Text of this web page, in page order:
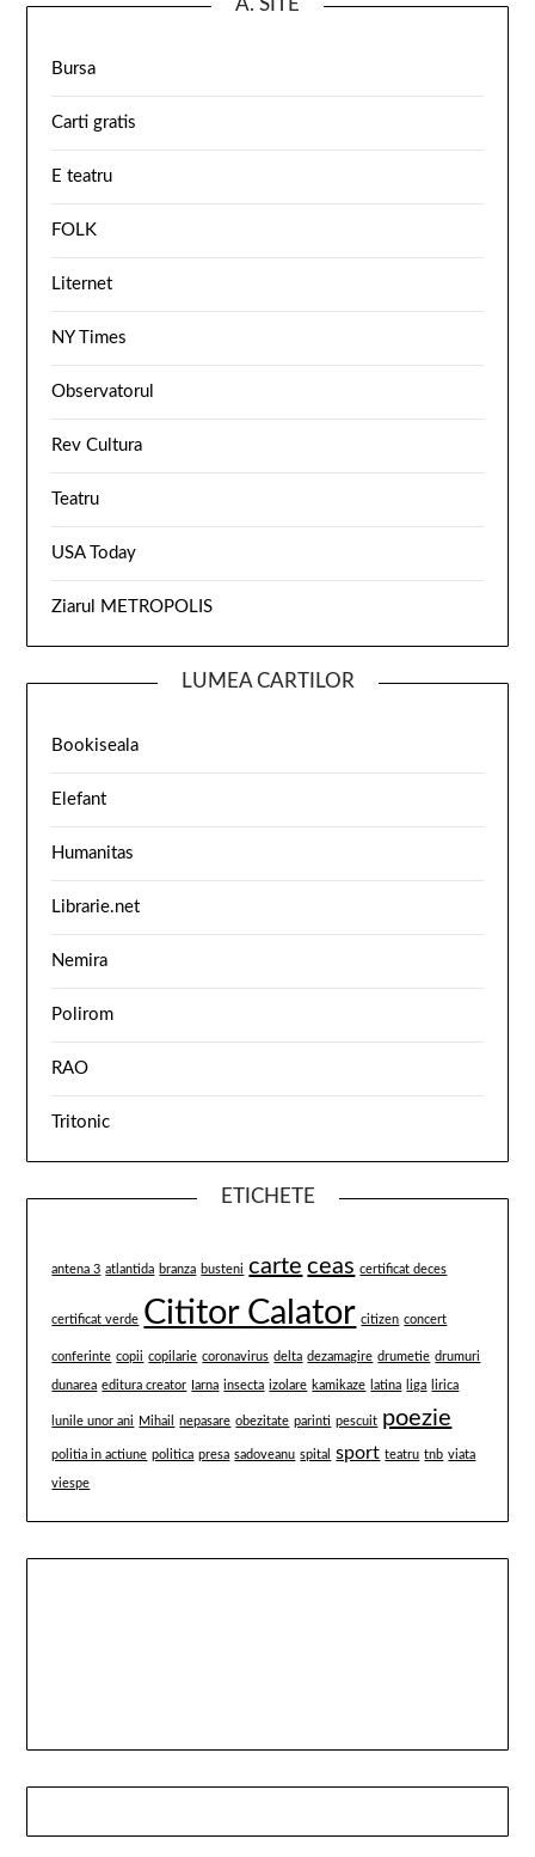
A. SITE
Bursa
Carti gratis
E teatru
FOLK
Liternet
NY Times
Observatorul
Rev Cultura
Teatru
USA Today
Ziarul METROPOLIS
LUMEA CARTILOR
Bookiseala
Elefant
Humanitas
Librarie.net
Nemira
Polirom
RAO
Tritonic
ETICHETE
antena 3 atlantida branza busteni carte ceas certificat deces
certificat verde Cititor Calator citizen concert
conferinte copii copilarie coronavirus delta dezamagire drumetie drumuri
dunarea editura creator Iarna insecta izolare kamikaze latina liga lirica
lunile unor ani Mihail nepasare obezitate parinti pescuit poezie
politia in actiune politica presa sadoveanu spital sport teatru tnb viata
viespe